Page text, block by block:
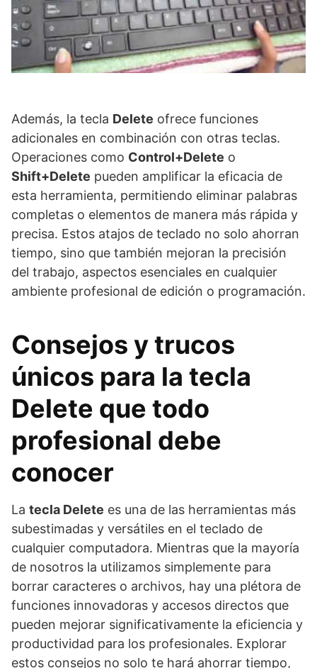
Además, la tecla Delete ofrece funciones
adicionales en combinación con otras teclas.
Operaciones como Control+Delete o
Shift+Delete pueden amplificar la eficacia de
esta herramienta, permitiendo eliminar palabras
completas o elementos de manera más rápida y
precisa. Estos atajos de teclado no solo ahorran
tiempo, sino que también mejoran la precisión
del trabajo, aspectos esenciales en cualquier
ambiente profesional de edición o programación.
Consejos y trucos
únicos para la tecla
Delete que todo
profesional debe
conocer
La tecla Delete es una de las herramientas más
subestimadas y versátiles en el teclado de
cualquier computadora. Mientras que la mayoría
de nosotros la utilizamos simplemente para
borrar caracteres o archivos, hay una plétora de
funciones innovadoras y accesos directos que
pueden mejorar significativamente la eficiencia y
productividad para los profesionales. Explorar
estos consejos no solo te hará ahorrar tiempo,